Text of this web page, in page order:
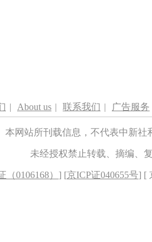
| About us | 联系我们 | 广告服务
本网站所刊载信息，不代表中新
未经授权禁止转载、摘编、
0106168） ] [京ICP证040655号] [